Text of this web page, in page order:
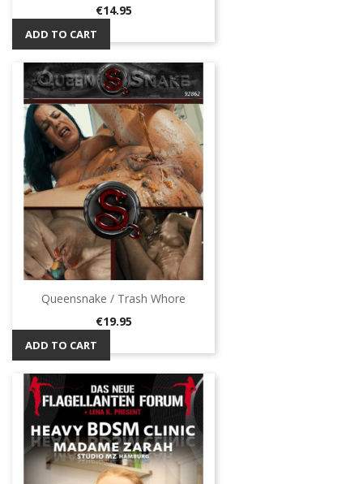
Price
€14.95
ADD TO CART
Queensnake / Trash Whore
Price
€19.95
ADD TO CART